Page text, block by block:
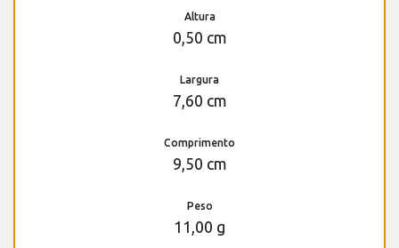
Altura
0,50 cm
Largura
7,60 cm
Comprimento
9,50 cm
Peso
11,00 g